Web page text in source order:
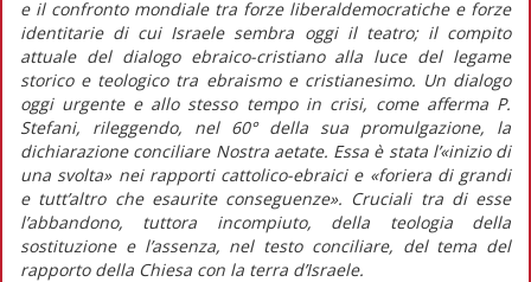
e il confronto mondiale tra forze liberaldemocratiche e forze
identitarie di cui Israele sembra oggi il teatro; il compito
attuale del dialogo ebraico-cristiano alla luce del legame
storico e teologico tra ebraismo e cristianesimo. Un dialogo
oggi urgente e allo stesso tempo in crisi, come afferma P.
Stefani, rileggendo, nel 60° della sua promulgazione, la
dichiarazione conciliare Nostra aetate. Essa è stata l’«inizio di
una svolta» nei rapporti cattolico-ebraici e «foriera di grandi
e tutt’altro che esaurite conseguenze». Cruciali tra di esse
l’abbandono, tuttora incompiuto, della teologia della
sostituzione e l’assenza, nel testo conciliare, del tema del
rapporto della Chiesa con la terra d’Israele.